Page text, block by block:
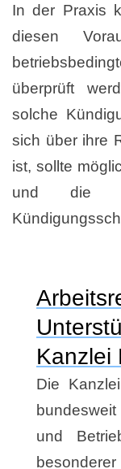
In der Praxis
diesen
überprüft
solche
sich über ihre
ist, sollte
und die
Kanzlei
Die
und